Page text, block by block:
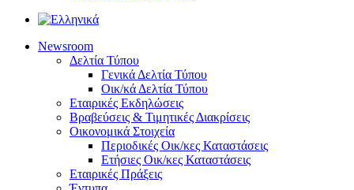
Newsroom
Δελτία Τύπου
Γενικά Δελτία Τύπου
Οικ/κά Δελτία Τύπου
Εταιρικές Εκδηλώσεις
Βραβεύσεις & Τιμητικές Διακρίσεις
Οικονομικά Στοιχεία
Περιοδικές Οικ/κες Καταστάσεις
Ετήσιες Οικ/κες Καταστάσεις
Εταιρικές Πράξεις